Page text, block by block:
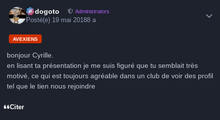
frédogoto Administrators
Posté(e) 19 mai 20188 a
AVEXIENS
bonjour Cyrille.
en lisant ta présentation je me suis figuré que tu semblait très
motivé, ce qui est toujours agréable dans un club de voir des profil
tel que le tien nous rejoindre
Citer